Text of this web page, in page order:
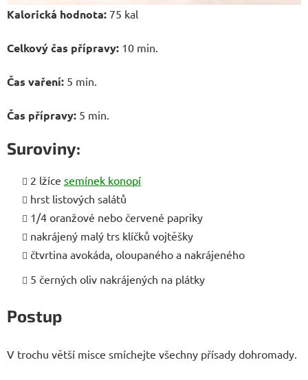
Kalorická hodnota: 75 kal
Celkový čas přípravy: 10 min.
Čas vaření: 5 min.
Čas přípravy: 5 min.
Suroviny:
2 lžíce semínek konopí
hrst listových salátů
1/4 oranžové nebo červené papriky
nakrájený malý trs klíčků vojtěšky
čtvrtina avokáda, oloupaného a nakrájeného
5 černých oliv nakrájených na plátky
Postup
V trochu větší misce smíchejte všechny přísady dohromady.